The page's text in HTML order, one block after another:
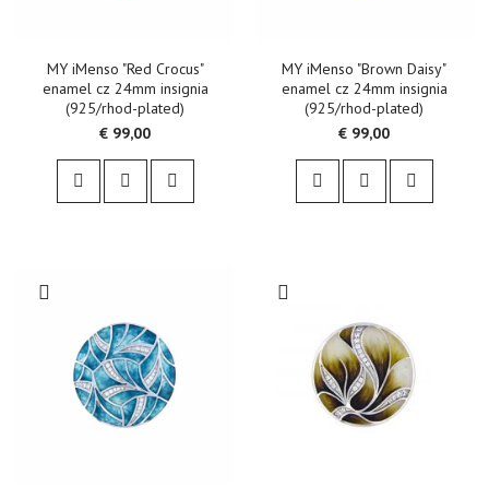
MY iMenso "Red Crocus"
enamel cz 24mm insignia
(925/rhod-plated)
€ 99,00
MY iMenso "Brown Daisy"
enamel cz 24mm insignia
(925/rhod-plated)
€ 99,00